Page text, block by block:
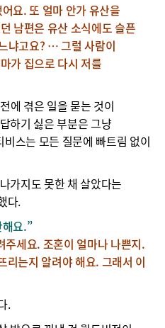
요. 또 얼마 안가 유산을
남편은 유산 소식에도 슬픈
냐고요? … 그럴 사람이
가 집으로 다시 저를
에 겪은 일을 묻는 것이
하기 싫은 부분은 그냥
스는 모든 질문에 빠트림 없이
가지도 못한 채 살았다는
다.
요.”
주세요. 조혼이 얼마나 나쁜지.
리는지 알려야 해요. 그래서 이
.